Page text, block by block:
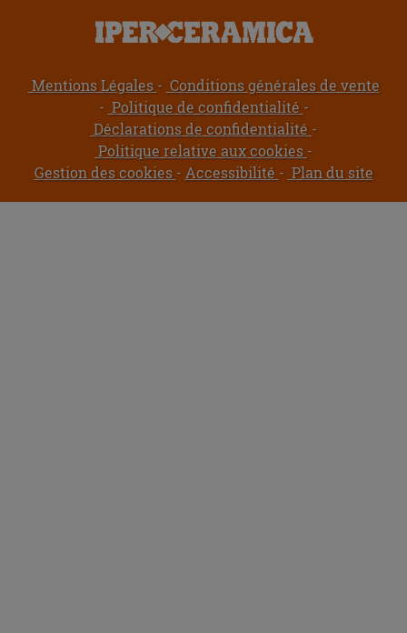
Mentions Légales
Conditions générales de vente
Politique de confidentialité
Déclarations de confidentialité
Politique relative aux cookies
Gestion des cookies
Accessibilité Plan du site